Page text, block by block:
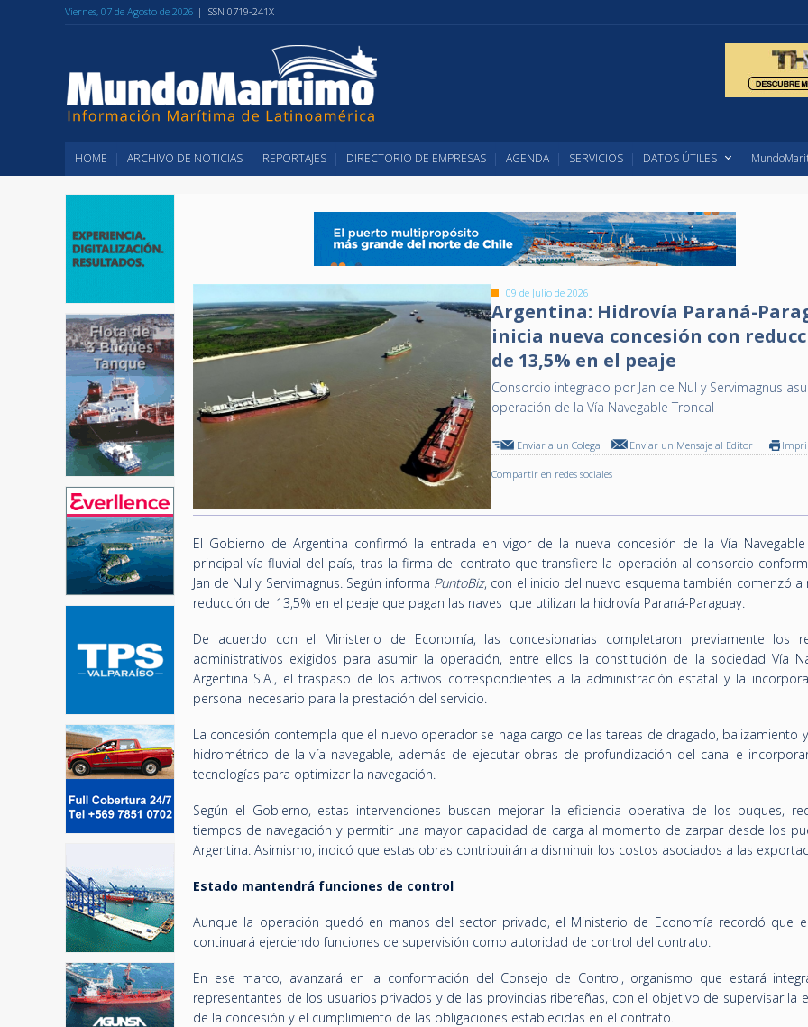
Viernes, 07 de Agosto de 2026 | ISSN 0719-241X
HOME ARCHIVO DE NOTICIAS REPORTAJES DIRECTORIO DE EMPRESAS AGENDA SERVICIOS DATOS ÚTILES
09 de Julio de 2026
Argentina: Hidrovía Paraná-
inicia nueva concesión con
de 13,5% en el peaje
Consorcio integrado por Jan de Nul y Servimagnus
operación de la Vía Navegable Troncal
Enviar a un Colega Enviar un Mensaje al Editor
Compartir en redes sociales
El Gobierno de Argentina confirmó la entrada en vigor de la nueva concesión de la Vía Navegable
principal vía fluvial del país, tras la firma del contrato que transfiere la operación al consorcio
Jan de Nul y Servimagnus. Según informa PuntoBiz, con el inicio del nuevo esquema también comenzó a
reducción del 13,5% en el peaje que pagan las naves que utilizan la hidrovía Paraná-Paraguay.
De acuerdo con el Ministerio de Economía, las concesionarias completaron previamente los
administrativos exigidos para asumir la operación, entre ellos la constitución de la sociedad Vía
Argentina S.A., el traspaso de los activos correspondientes a la administración estatal y la
personal necesario para la prestación del servicio.
La concesión contempla que el nuevo operador se haga cargo de las tareas de dragado, balizamiento
hidrométrico de la vía navegable, además de ejecutar obras de profundización del canal e
tecnologías para optimizar la navegación.
Según el Gobierno, estas intervenciones buscan mejorar la eficiencia operativa de los buques,
tiempos de navegación y permitir una mayor capacidad de carga al momento de zarpar desde los
Argentina. Asimismo, indicó que estas obras contribuirán a disminuir los costos asociados a las
Estado mantendrá funciones de control
Aunque la operación quedó en manos del sector privado, el Ministerio de Economía recordó que
continuará ejerciendo funciones de supervisión como autoridad de control del contrato.
En ese marco, avanzará en la conformación del Consejo de Control, organismo que estará
representantes de los usuarios privados y de las provincias ribereñas, con el objetivo de supervisar la
de la concesión y el cumplimiento de las obligaciones establecidas en el contrato.